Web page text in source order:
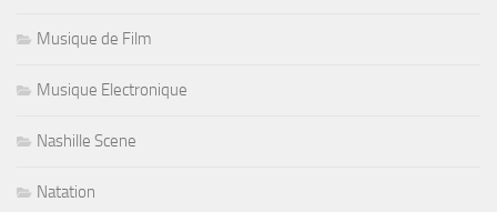
Musique de Film
Musique Electronique
Nashille Scene
Natation